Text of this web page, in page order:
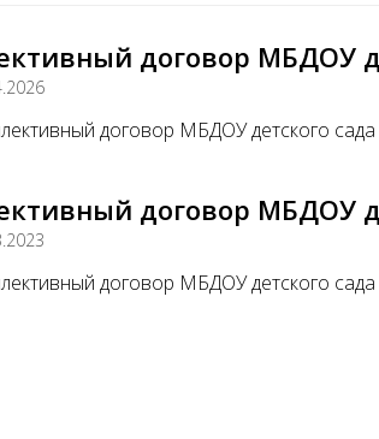
договор МБДОУ
договор МБДОУ детского
договор МБДОУ
договор МБДОУ детского